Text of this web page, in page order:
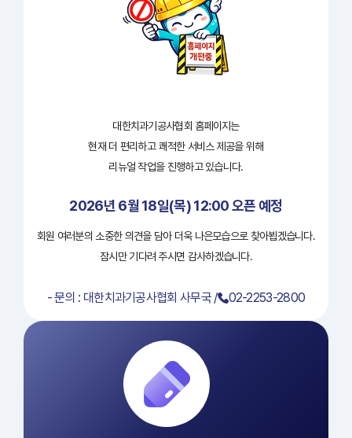
대한치과기공사협회 홈페이지는
현재 더 편리하고 쾌적한 서비스 제공을 위해
리뉴얼 작업을 진행하고 있습니다.
2026년 6월 18일(목) 12:00 오픈 예정
회원 여러분의 소중한 의견을 담아 더욱 나은모습으로 찾아뵙겠습니다.
잠시만 기다려 주시면 감사하겠습니다.
- 문의 : 대한치과기공사협회 사무국 / 02-2253-2800